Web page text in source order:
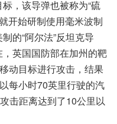
，该导弹也被称为“硫
开始研制使用毫米波制
的“阿尔法”反坦克导
英国国防部在加州的靶
动目标进行攻击，结果
每小时70英里行驶的汽
击距离达到了10公里以